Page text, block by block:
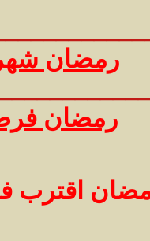
رمضان شهر
رمضان
اقترب